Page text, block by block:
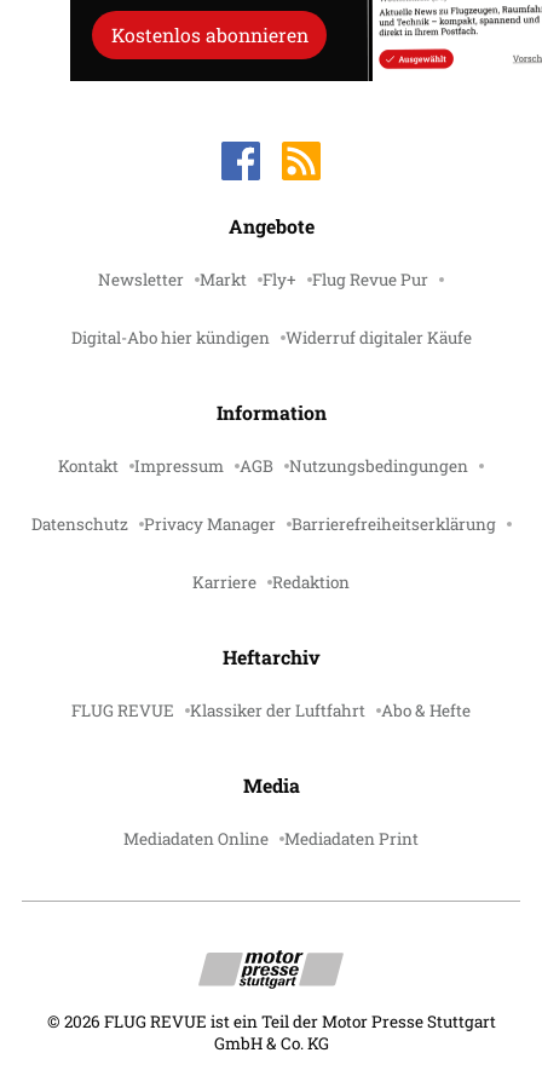
Kostenlos abonnieren
Angebote
Newsletter Markt Fly+ Flug Revue Pur
Digital-Abo hier kündigen Widerruf digitaler Käufe
Information
Kontakt Impressum AGB Nutzungsbedingungen
Datenschutz Privacy Manager Barrierefreiheitserklärung
Karriere Redaktion
Heftarchiv
FLUG REVUE Klassiker der Luftfahrt Abo & Hefte
Media
Mediadaten Online Mediadaten Print
© 2026 FLUG REVUE ist ein Teil der Motor Presse Stuttgart
GmbH & Co. KG